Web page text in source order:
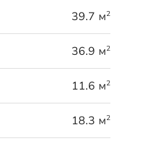
39.7 м2
36.9 м2
11.6 м2
18.3 м2